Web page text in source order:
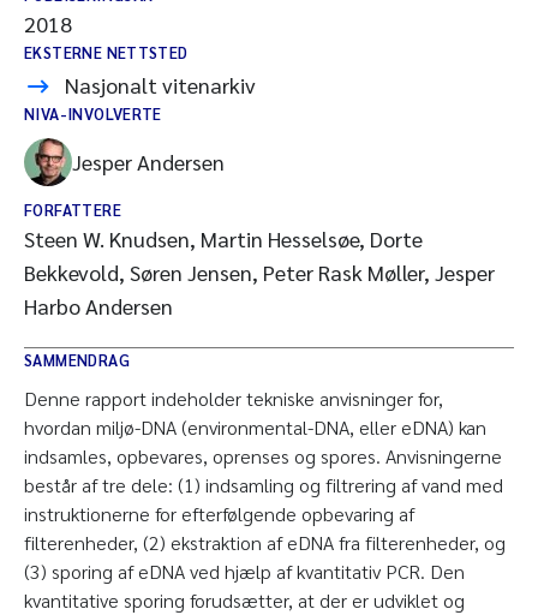
2018
EKSTERNE NETTSTED
Nasjonalt vitenarkiv
NIVA-INVOLVERTE
Jesper Andersen
FORFATTERE
Steen W. Knudsen, Martin Hesselsøe, Dorte
Bekkevold, Søren Jensen, Peter Rask Møller, Jesper
Harbo Andersen
SAMMENDRAG
Denne rapport indeholder tekniske anvisninger for,
hvordan miljø-DNA (environmental-DNA, eller eDNA) kan
indsamles, opbevares, oprenses og spores. Anvisningerne
består af tre dele: (1) indsamling og filtrering af vand med
instruktionerne for efterfølgende opbevaring af
filterenheder, (2) ekstraktion af eDNA fra filterenheder, og
(3) sporing af eDNA ved hjælp af kvantitativ PCR. Den
kvantitative sporing forudsætter, at der er udviklet og